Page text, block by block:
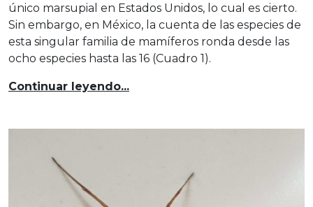
único marsupial en Estados Unidos, lo cual es cierto.
Sin embargo, en México, la cuenta de las especies de
esta singular familia de mamíferos ronda desde las
ocho especies hasta las 16 (Cuadro 1).
Continuar leyendo...